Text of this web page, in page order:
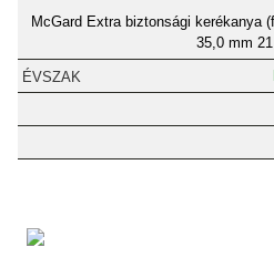
McGard Extra biztonsági kerékanya
35,0 mm